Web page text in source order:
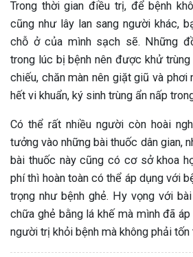
Trong thời gian điều trị, để bệnh
cũng như lây lan sang người khác,
chỗ ở của mình sạch sẽ. Những
trong lúc bị bệnh nên được khử
chiếu, chăn màn nên giặt giũ và
hết vi khuẩn, ký sinh trùng ẩn nấp
Có thể rất nhiều người còn hoài
tưởng vào những bài thuốc dân gian,
bài thuốc này cũng có cơ sở khoa
phí thì hoàn toàn có thể áp dụng với
trọng như bệnh ghẻ. Hy vọng với
chữa ghẻ bằng lá khế mà mình đã
người trị khỏi bệnh mà không phải tốn